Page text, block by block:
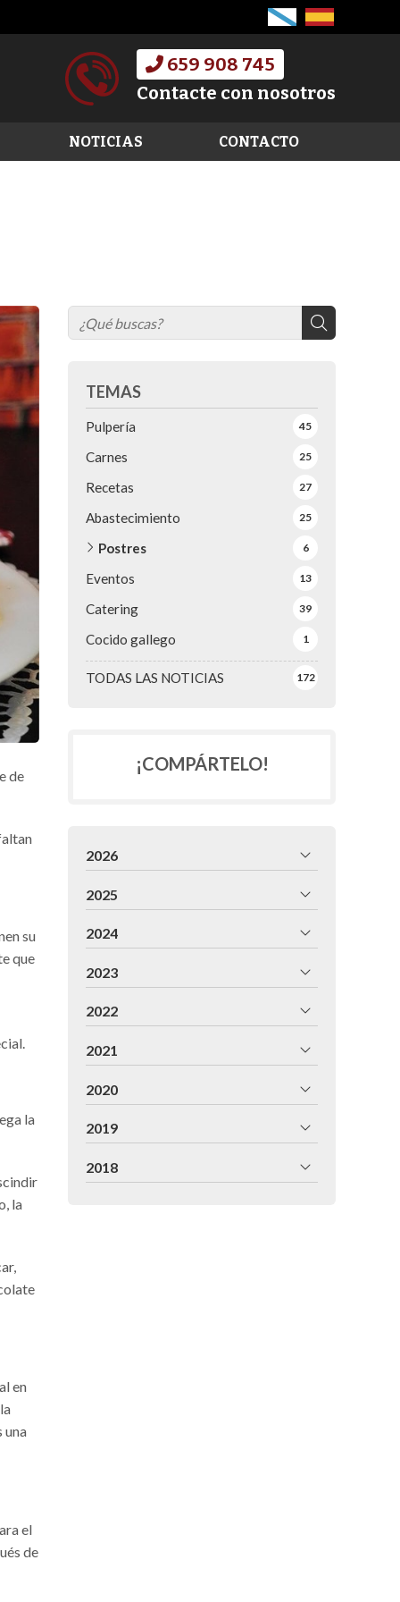
659 908 745
Contacte con nosotros
NOTICIAS CONTACTO
TEMAS
TODAS LAS NOTICIAS 172
Pulpería 45
Carnes 25
Recetas 27
Abastecimiento 25
Postres 6
Eventos 13
Catering 39
Cocido gallego 1
de
su
que
la
la
en
una
el
de
¡COMPÁRTELO!
2026
2025
2024
2023
2022
2021
2020
2019
2018